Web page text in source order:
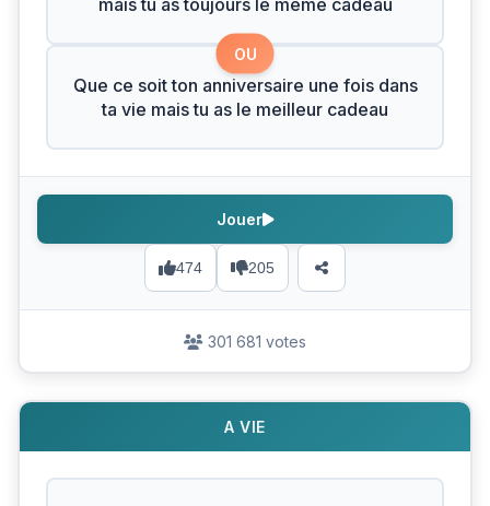
mais tu as toujours le même cadeau
OU
Que ce soit ton anniversaire une fois dans
ta vie mais tu as le meilleur cadeau
474 205
Jouer
301 681 votes
A VIE